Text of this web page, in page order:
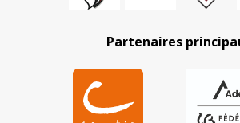
Partenaires